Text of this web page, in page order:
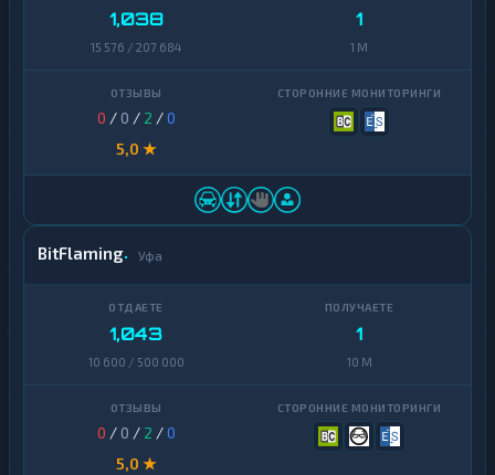
1,038
15 576 / 207 684
1
1 M
0 / 0 / 2 /0
5,0 ★
BitFlaming Уфа
1,043
10 600 / 500 000
1
10 M
0 / 0 / 2 /0
5,0 ★